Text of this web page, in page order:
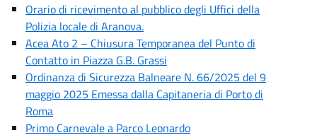
Orario di ricevimento al pubblico degli Uffici della
Polizia locale di Aranova.
Acea Ato 2 – Chiusura Temporanea del Punto di
Contatto in Piazza G.B. Grassi
Ordinanza di Sicurezza Balneare N. 66/2025 del 9
maggio 2025 Emessa dalla Capitaneria di Porto di
Roma
Primo Carnevale a Parco Leonardo